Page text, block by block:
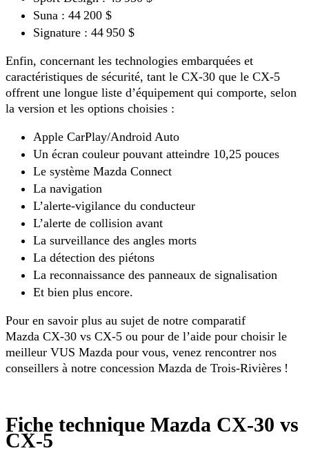
Suna : 44 200 $
Signature : 44 950 $
Enfin, concernant les technologies embarquées et
caractéristiques de sécurité, tant le CX-30 que le CX-5
offrent une longue liste d’équipement qui comporte, selon
la version et les options choisies :
Apple CarPlay/Android Auto
Un écran couleur pouvant atteindre 10,25 pouces
Le système Mazda Connect
La navigation
L’alerte-vigilance du conducteur
L’alerte de collision avant
La surveillance des angles morts
La détection des piétons
La reconnaissance des panneaux de signalisation
Et bien plus encore.
Pour en savoir plus au sujet de notre comparatif
Mazda CX-30 vs CX-5 ou pour de l’aide pour choisir le
meilleur VUS Mazda pour vous, venez rencontrer nos
conseillers à notre concession Mazda de Trois-Rivières !
Fiche technique Mazda CX-30 vs
CX-5